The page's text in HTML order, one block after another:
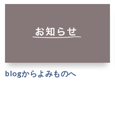
blogからよみものへ